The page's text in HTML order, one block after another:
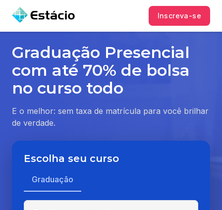
Inscreva-se
Graduação Presencial
com até 70% de bolsa
no curso todo
E o melhor: sem taxa de matrícula para você brilhar
de verdade.
Escolha seu curso
Graduação